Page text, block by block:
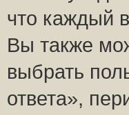
что каждый
Вы также
выбрать
ответа»,